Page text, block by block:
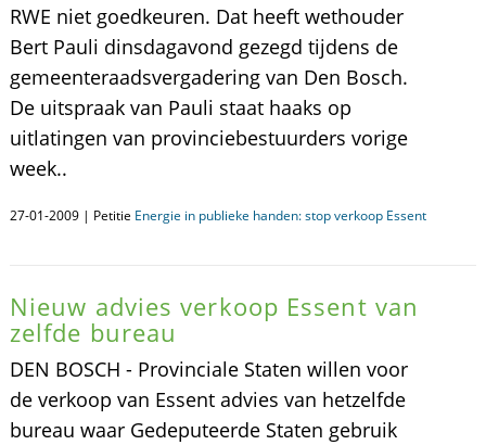
RWE niet goedkeuren. Dat heeft wethouder
Bert Pauli dinsdagavond gezegd tijdens de
gemeenteraadsvergadering van Den Bosch.
De uitspraak van Pauli staat haaks op
uitlatingen van provinciebestuurders vorige
week..
27-01-2009 | Petitie Energie in publieke handen: stop verkoop Essent
Nieuw advies verkoop Essent van
zelfde bureau
DEN BOSCH - Provinciale Staten willen voor
de verkoop van Essent advies van hetzelfde
bureau waar Gedeputeerde Staten gebruik